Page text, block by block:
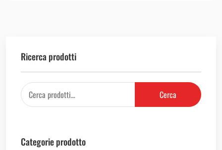
Ricerca prodotti
Cerca
Categorie prodotto